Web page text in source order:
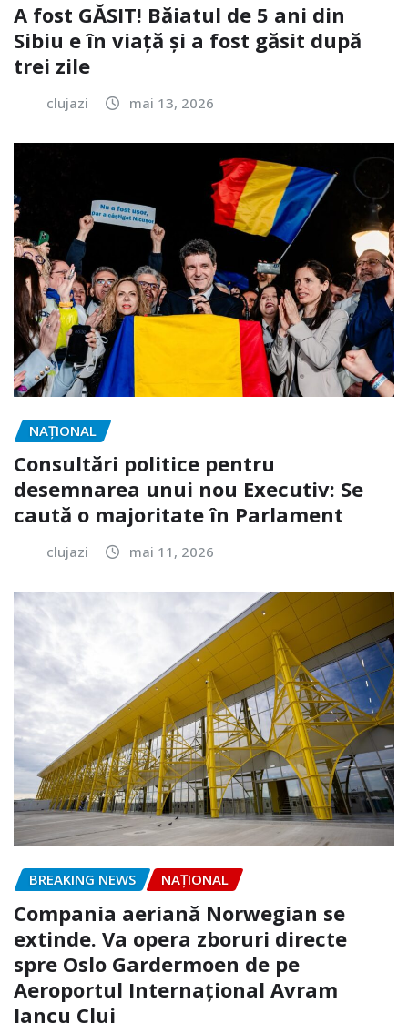
A fost GĂSIT! Băiatul de 5 ani din
Sibiu e în viață și a fost găsit după
trei zile
clujazi mai 13, 2026
NAŢIONAL
Consultări politice pentru
desemnarea unui nou Executiv: Se
caută o majoritate în Parlament
clujazi mai 11, 2026
BREAKING NEWS NAŢIONAL
Compania aeriană Norwegian se
extinde. Va opera zboruri directe
spre Oslo Gardermoen de pe
Aeroportul Internaţional Avram
Iancu Cluj